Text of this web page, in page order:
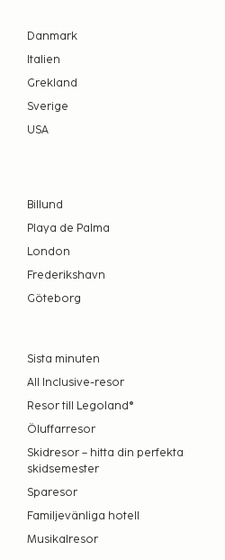
Danmark
Italien
Grekland
Sverige
USA
Billund
Playa de Palma
London
Frederikshavn
Göteborg
Sista minuten
All Inclusive-resor
Resor till Legoland®
Öluffarresor
Skidresor – hitta din perfekta
skidsemester
Sparesor
Familjevänliga hotell
Musikalresor